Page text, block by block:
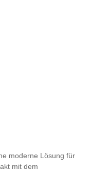
moderne Lösung für
mit dem